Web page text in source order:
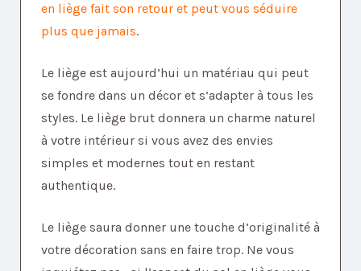
en liège fait son retour et peut vous séduire
plus que jamais.
Le liège est aujourd’hui un matériau qui peut
se fondre dans un décor et s’adapter à tous les
styles. Le liège brut donnera un charme naturel
à votre intérieur si vous avez des envies
simples et modernes tout en restant
authentique.
Le liège saura donner une touche d’originalité à
votre décoration sans en faire trop. Ne vous